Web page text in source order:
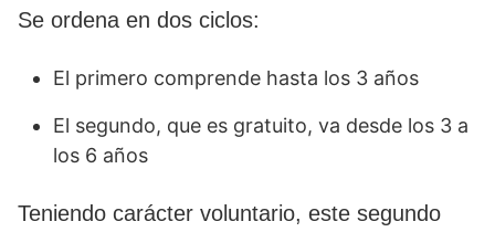
Se ordena en dos ciclos:
El primero comprende hasta los 3 años
El segundo, que es gratuito, va desde los 3 a
los 6 años
Teniendo carácter voluntario, este segundo